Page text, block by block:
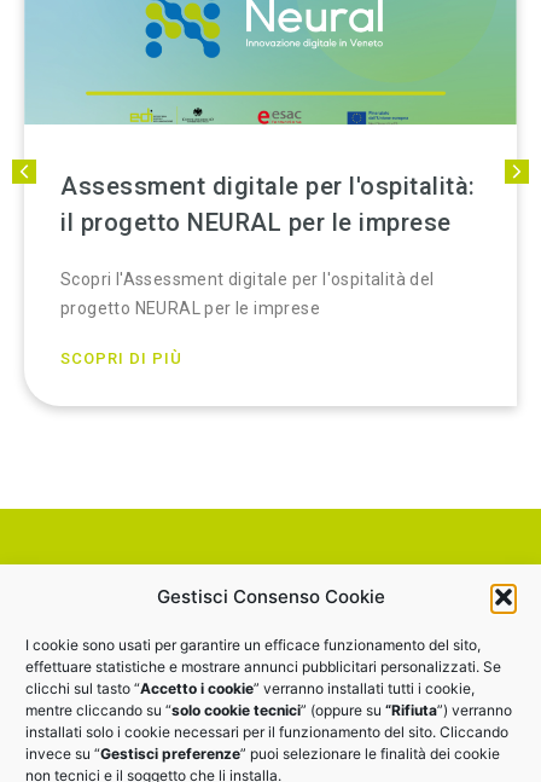
Gestisci Consenso Cookie
I cookie sono usati per garantire un efficace funzionamento del sito,
effettuare statistiche e mostrare annunci pubblicitari personalizzati. Se
clicchi sul tasto “Accetto i cookie” verranno installati tutti i cookie,
mentre cliccando su “solo cookie tecnici” (oppure su “Rifiuta”) verranno
installati solo i cookie necessari per il funzionamento del sito. Cliccando
invece su “Gestisci preferenze” puoi selezionare le finalità dei cookie
non tecnici e il soggetto che li installa.
l'ospitalità:
imprese
del
M.I.A.: Cybersicurezza
vantaggio competitivo
Scopri MIA, il progetto che
Cybersicurezza come vantaggio
HAI UN’IDEA DA
CONDIVIDERE? VUOI
MAGGIORI INFORMAZIONI?